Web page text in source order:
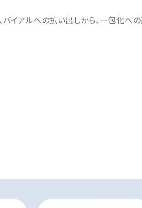
イアルへの払い出しから、一包化へ